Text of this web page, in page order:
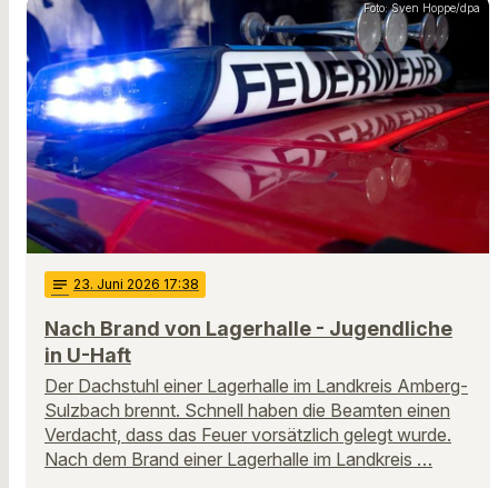
Foto: Sven Hoppe/dpa
notes 23. Juni 2026 17:38
Nach Brand von Lagerhalle - Jugendliche
in U-Haft
Der Dachstuhl einer Lagerhalle im Landkreis Amberg-
Sulzbach brennt. Schnell haben die Beamten einen
Verdacht, dass das Feuer vorsätzlich gelegt wurde.
Nach dem Brand einer Lagerhalle im Landkreis …